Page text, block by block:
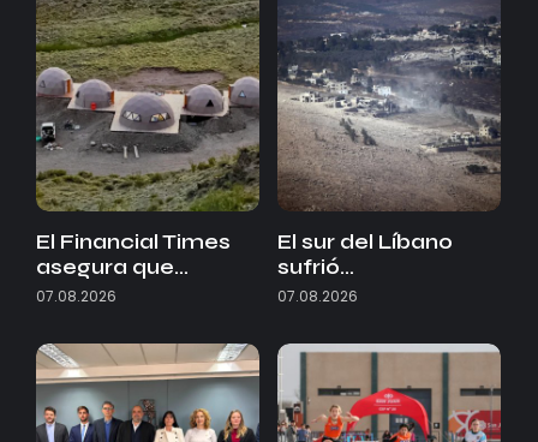
El Financial Times
asegura que…
07.08.2026
El sur del Líbano
sufrió…
07.08.2026